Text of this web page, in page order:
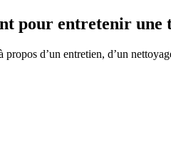
pour entretenir une
propos d’un entretien, d’un